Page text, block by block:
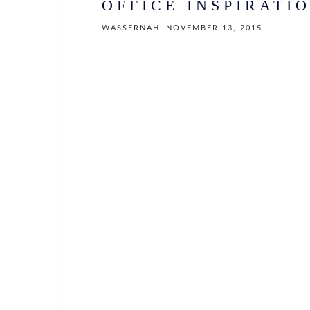
OFFICE
WASSERNAH NOVEMBER 13, 2015